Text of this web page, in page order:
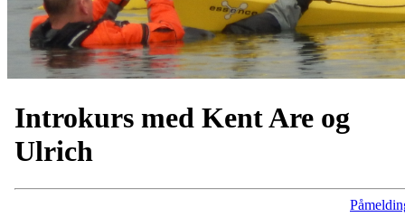
Introkurs med Kent Are og
Ulrich